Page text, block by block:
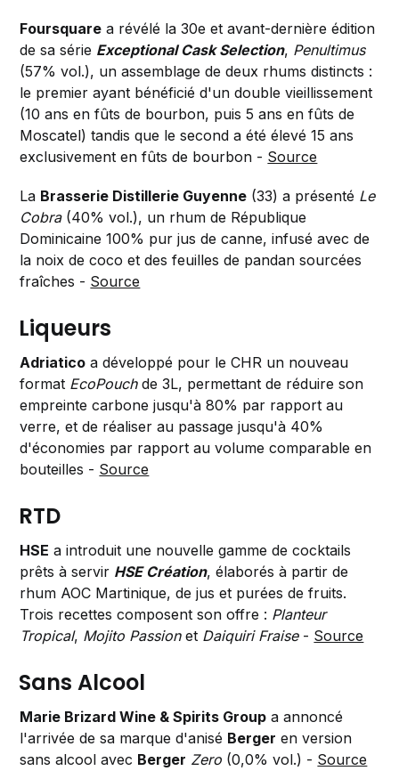
Foursquare a révélé la 30e et avant-dernière édition
de sa série Exceptional Cask Selection, Penultimus
(57% vol.), un assemblage de deux rhums distincts :
le premier ayant bénéficié d'un double vieillissement
(10 ans en fûts de bourbon, puis 5 ans en fûts de
Moscatel) tandis que le second a été élevé 15 ans
exclusivement en fûts de bourbon - Source
La Brasserie Distillerie Guyenne (33) a présenté Le
Cobra(40% vol.), un rhum de République
Dominicaine 100% pur jus de canne, infusé avec de
la noix de coco et des feuilles de pandan sourcées
fraîches - Source
Liqueurs
Adriatico a développé pour le CHR un nouveau
format EcoPouchde 3L, permettant de réduire son
empreinte carbone jusqu'à 80% par rapport au
verre, et de réaliser au passage jusqu'à 40%
d'économies par rapport au volume comparable en
bouteilles - Source
RTD
HSE a introduit une nouvelle gamme de cocktails
prêts à servir HSE Création, élaborés à partir de
rhum AOC Martinique, de jus et purées de fruits.
Trois recettes composent son offre : Planteur
Tropical, Mojito Passionet Daiquiri Fraise- Source
Sans Alcool
Marie Brizard Wine & Spirits Group a annoncé
l'arrivée de sa marque d'anisé Berger en version
sans alcool avec Berger Zero (0,0% vol.) - Source